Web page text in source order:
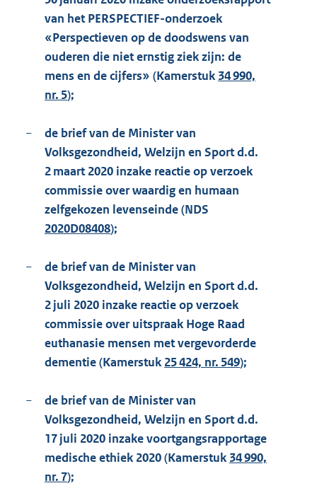
van het PERSPECTIEF-onderzoek
«Perspectieven op de doodswens van
ouderen die niet ernstig ziek zijn: de
mens en de cijfers» (Kamerstuk 34 990,
nr. 5);
−
de brief van de Minister van
Volksgezondheid, Welzijn en Sport d.d.
2 maart 2020 inzake reactie op verzoek
commissie over waardig en humaan
zelfgekozen levenseinde (NDS
2020D08408);
−
de brief van de Minister van
Volksgezondheid, Welzijn en Sport d.d.
2 juli 2020 inzake reactie op verzoek
commissie over uitspraak Hoge Raad
euthanasie mensen met vergevorderde
dementie (Kamerstuk 25 424, nr. 549);
−
de brief van de Minister van
Volksgezondheid, Welzijn en Sport d.d.
17 juli 2020 inzake voortgangsrapportage
medische ethiek 2020 (Kamerstuk 34 990,
nr. 7);